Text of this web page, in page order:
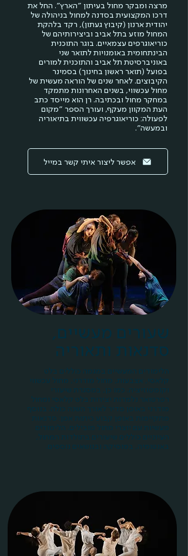
מרצה ומבקר מחול בעיתון "הארץ". החל את
דרכו המקצועית בסדנה למחול בניהולה של
יהודית ארנון (קיבוץ געתון), רקד בלהקת
המחול מוזע בתל אביב וביצירותיהם של
כוריאוגרפים עצמאיים. בוגר התוכנית
הבינתחומית באומנויות לתואר שני
באוניברסיטת תל אביב והתוכנית למורים
בפועל (תואר ראשון בחינוך) בסמינר
הקיבוצים. לאחר שנים של הוראה מעשית של
מחול עכשווי, בשנים האחרונות מתמקד
במחקר מחול ובכתיבה. רן הוא מייסד כתב
העת המקוון מעקף, ועורך הספר "מקום
לפעולה: כוריאוגרפיה עכשווית בתיאוריה
ובמעשה".
אפשר ליצור איתי קשר במייל
שעורים מעשיים,
סדנאות ותאוריה
הלימודים המעשיים במגמה כוללים בלט
קלאסי, אצבעות, מחול מודרני, מחול עכשווי
וקומפוזיציה. כמו כן, במסגרת שיעורי
רפרטואר נלמדות יצירות בלט קלאסי ומחול
מודרני באופן סדיר לאורך השנה כולה. בנוסף
מתקיימות באופן קבוע כיתות אמן: סדנאות
מעשיות עם יוצרי מחול מובילים. הלימודים
העיוניים כוללים שיעורים בתולדות המחול,
באנטומיה, במוסיקה ובנושאים נוספים.